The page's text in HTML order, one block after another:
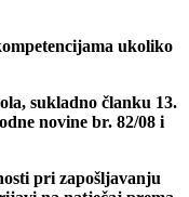
ukoliko
sukladno članku 13.
novine br. 82/08 i
pri zapošljavanju